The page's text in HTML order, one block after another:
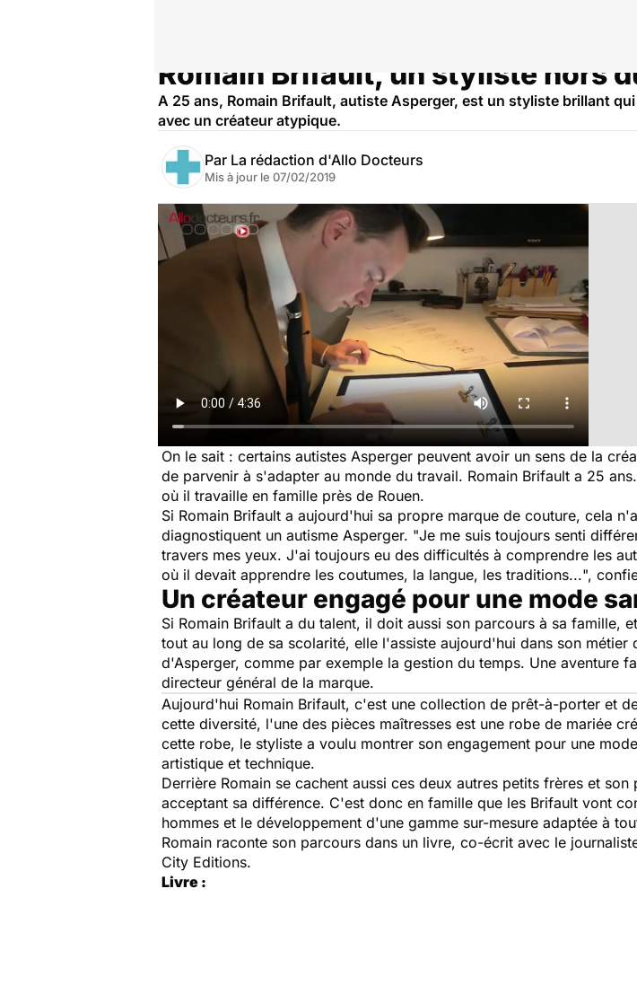
Romain Brifault, un styliste hors
A 25 ans, Romain Brifault, autiste Asperger, est un styliste brillant
avec un créateur atypique.
Par La rédaction d'Allo Docteurs
Mis à jour le 07/02/2019
On le sait : certains autistes Asperger peuvent avoir un sens de la
de parvenir à s'adapter au monde du travail. Romain Brifault a 25
où il travaille en famille près de Rouen.
Si Romain Brifault a aujourd'hui sa propre marque de couture, cela
diagnostiquent un autisme Asperger. "Je me suis toujours senti
travers mes yeux. J'ai toujours eu des difficultés à comprendre les
où il devait apprendre les coutumes, la langue, les traditions...",
Un créateur engagé pour une mode
Si Romain Brifault a du talent, il doit aussi son parcours à sa famille,
tout au long de sa scolarité, elle l'assiste aujourd'hui dans son
d'Asperger, comme par exemple la gestion du temps. Une aventure
directeur général de la marque.
Aujourd'hui Romain Brifault, c'est une collection de prêt-à-porter et
cette diversité, l'une des pièces maîtresses est une robe de mariée
cette robe, le styliste a voulu montrer son engagement pour une
artistique et technique.
Derrière Romain se cachent aussi ces deux autres petits frères et
acceptant sa différence. C'est donc en famille que les Brifault vont
hommes et le développement d'une gamme sur-mesure adaptée à
Romain raconte son parcours dans un livre, co-écrit avec le
City Editions.
Livre :